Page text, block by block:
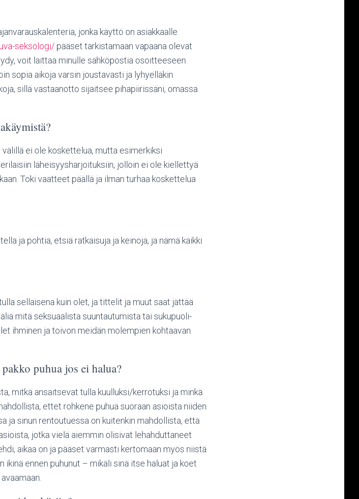
jonka käyttö on asiakkaalle
seksologi/ pääset tarkistamaan vapaana olevat
voit laittaa minulle sähköpostia osoitteeseen
sopia aikoja varsin joustavasti ja lyhyelläkin
sillä vastaanotto sijaitsee pihapiirissäni, omassa
ei ole koskettelua, mutta esimerkiksi
läheisyysharjoituksiin, jolloin ei ole kiellettyä
Toki vaatteet päällä ja ilman turhaa koskettelua
ja pohtia, etsiä ratkaisuja ja keinoja, ja nämä kaikki
sellaisena kuin olet, ja tittelit ja muut saat jättää
mitä seksuaalista suuntautumista tai sukupuoli-
ihminen ja toivon meidän molempien kohtaavan
puhua jos ei halua?
mitkä ansaitsevat tulla kuulluksi/kerrotuksi ja minkä
ettet rohkene puhua suoraan asioista niiden
ja sinun rentoutuessa on kuitenkin mahdollista, että
jotka vielä aiemmin olisivat lehahduttaneet
aikaa on ja pääset varmasti kertomaan myös niistä
ikinä ennen puhunut – mikäli sinä itse haluat ja koet